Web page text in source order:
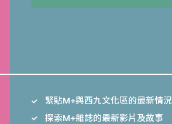
緊貼M+與西九文化區的最新情況
探索M+雜誌的最新影片及故事